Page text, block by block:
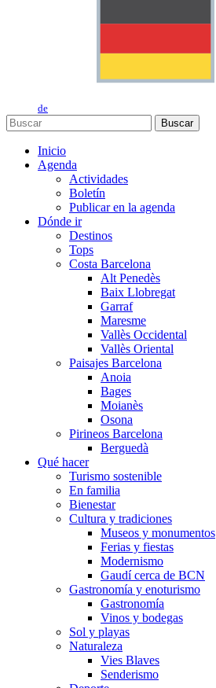
de
Buscar
Inicio
Agenda
Actividades
Boletín
Publicar en la agenda
Dónde ir
Destinos
Tops
Costa Barcelona
Alt Penedès
Baix Llobregat
Garraf
Maresme
Vallès Occidental
Vallès Oriental
Paisajes Barcelona
Anoia
Bages
Moianès
Osona
Pirineos Barcelona
Berguedà
Qué hacer
Turismo sostenible
En familia
Bienestar
Cultura y tradiciones
Museos y monumentos
Ferias y fiestas
Modernismo
Gaudí cerca de BCN
Gastronomía y enoturismo
Gastronomía
Vinos y bodegas
Sol y playas
Naturaleza
Vies Blaves
Senderismo